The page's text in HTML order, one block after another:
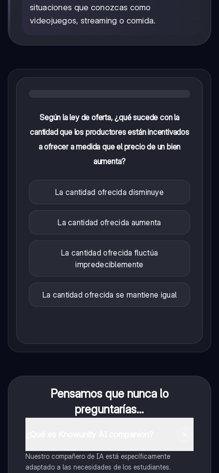
situaciones que conozcas como
videojuegos, streaming o comida.
Según la ley de oferta, ¿qué sucede con la
cantidad que los productores están incentivados
a ofrecer a medida que el precio de un bien
aumenta?
La cantidad ofrecida disminuye
La cantidad ofrecida aumenta
La cantidad ofrecida fluctúa
impredeciblemente
La cantidad ofrecida se mantiene igual
Pensamos que nunca lo
preguntarías...
Nuestro compañero de IA está específicamente
adaptado a las necesidades de los estudiantes.